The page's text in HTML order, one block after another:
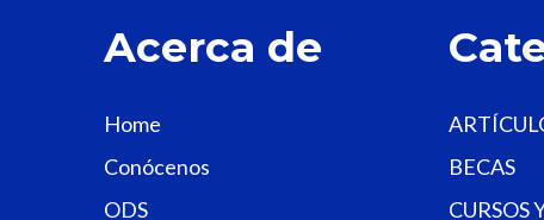
Acerca de
Home
Conócenos
ODS
BECAS
CURSOS